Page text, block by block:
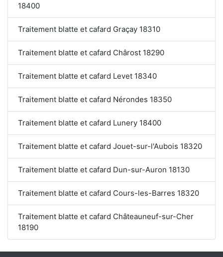
18400
Traitement blatte et cafard Graçay 18310
Traitement blatte et cafard Chârost 18290
Traitement blatte et cafard Levet 18340
Traitement blatte et cafard Nérondes 18350
Traitement blatte et cafard Lunery 18400
Traitement blatte et cafard Jouet-sur-l'Aubois 18320
Traitement blatte et cafard Dun-sur-Auron 18130
Traitement blatte et cafard Cours-les-Barres 18320
Traitement blatte et cafard Châteauneuf-sur-Cher
18190